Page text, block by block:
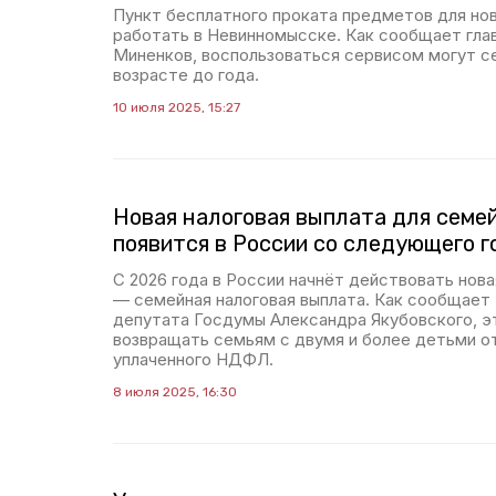
Пункт бесплатного проката предметов для
работать в Невинномысске. Как сообщает
Миненков, воспользоваться сервисом могут
возрасте до года.
10 июля 2025, 15:27
Новая налоговая выплата для
появится в России со следующего
С 2026 года в России начнёт действовать
— семейная налоговая выплата. Как сообщает
депутата Госдумы Александра Якубовского,
возвращать семьям с двумя и более детьми
уплаченного НДФЛ.
8 июля 2025, 16:30